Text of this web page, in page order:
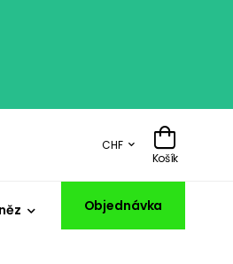
CHF
Košík
Objednávka